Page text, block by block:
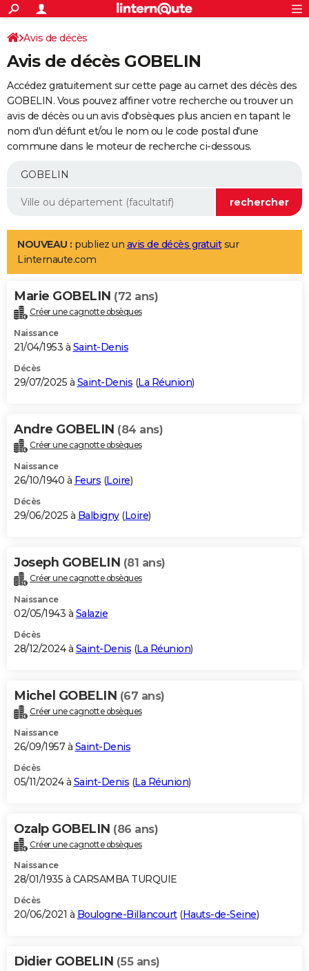
ACTUALITÉS
Politique
Société
Faits Divers
Education
Monde
Villes
+
SPORT
Coupe du monde 2026
Football
Tennis
Cyclisme
Rugby
Forum
Programme TV
TNT
Streaming
Cinéma
Sorties cinéma
Musique
+
FINANCE
Retraite
Epargne
Immobilier
Risques naturels par ville
Banque
Assurance
AUTO
Essais
Réserver un essai
Citadines
Berlines
SUV
Forum auto
+
Mobiles
Meilleur smartphone
Internet
Ordinateurs
Jeux vidéo
Guide high-tech
Aménagement intérieur
LIFESTYLE
Art de vivre
Bien-être
Loisirs
Mode
Modes de vie
Alimentation
Guide de la santé
Maladies
Médicaments
Sommeil
VOYAGE
Destinations
City break
Voyage nature
Voyage de noces
Forum
Climat
+PHOTO
GUIDES D'ACHAT
BONS PLANS
Carte de Noël
Carte Bonne année
Carte Saint-Valentin
Carte Pâques
Carte d'anniversaire
DICTIONNAIRE
Dictionnaire
Biographies
Citations
Expressions
Proverbes
PROGRAMME TV
S'inscrire
Se connecter
Lycées
Collèges
Primaires
Universités
Entreprises
Service militaire
Avis de recherche
AVIS DE DÉCÈS
Bricolage
Lifestyle
Culture
Sport
Auto
Television
Voyage
Cinema
Avis de décès
Avis de décès GOBELIN
Accédez gratuitement sur cette page au carnet des décès des
GOBELIN. Vous pouvez affiner votre recherche ou trouver un
avis de décès ou un avis d'obsèques plus ancien en tapant le
nom d'un défunt et/ou le nom ou le code postal d'une
commune dans le moteur de recherche ci-dessous.
NOUVEAU : publiez un avis de décès gratuitsur
Linternaute.com
Marie GOBELIN (72 ans)
Créer une cagnotte obsèques
Naissance
21/04/1953 à Saint-Denis
Décès
29/07/2025 à Saint-Denis (La Réunion)
Andre GOBELIN (84 ans)
Créer une cagnotte obsèques
Naissance
26/10/1940 à Feurs (Loire)
Décès
29/06/2025 à Balbigny(Loire)
Joseph GOBELIN (81 ans)
Créer une cagnotte obsèques
Naissance
02/05/1943 à Salazie
Décès
28/12/2024 à Saint-Denis (La Réunion)
Michel GOBELIN (67 ans)
Créer une cagnotte obsèques
Naissance
26/09/1957 à Saint-Denis
Décès
05/11/2024 à Saint-Denis (La Réunion)
Ozalp GOBELIN (86 ans)
Créer une cagnotte obsèques
Naissance
28/01/1935 à CARSAMBA TURQUIE
Décès
20/06/2021 à Boulogne-Billancourt(Hauts-de-Seine)
Didier GOBELIN (55 ans)